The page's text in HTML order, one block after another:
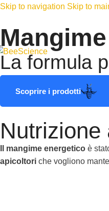
Skip to navigation Skip to
La formula
Scoprire i prodotti
Nutrizione
Il mangime energetico è
apicoltori che vogliono